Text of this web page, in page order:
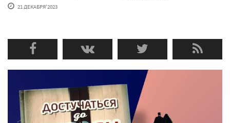
21 ДЕКАБРЯ'2023